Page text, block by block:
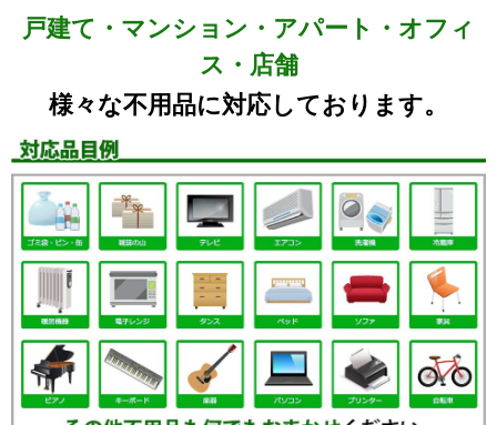
戸建て・マンション・アパート・オフィ
ス・店舗
様々な不用品に対応しております。